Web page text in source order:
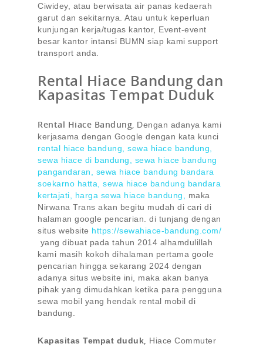
Ciwidey, atau berwisata air panas kedaerah
garut dan sekitarnya. Atau untuk keperluan
kunjungan kerja/tugas kantor, Event-event
besar kantor intansi BUMN siap kami support
transport anda.
Rental Hiace Bandung dan
Kapasitas Tempat Duduk
Rental Hiace Bandung, Dengan adanya kami
kerjasama dengan Google dengan kata kunci
rental hiace bandung, sewa hiace bandung,
sewa hiace di bandung, sewa hiace bandung
pangandaran, sewa hiace bandung bandara
soekarno hatta, sewa hiace bandung bandara
kertajati, harga sewa hiace bandung, maka
Nirwana Trans akan begitu mudah di cari di
halaman google pencarian. di tunjang dengan
situs website https://sewahiace-bandung.com/
yang dibuat pada tahun 2014 alhamdulillah
kami masih kokoh dihalaman pertama goole
pencarian hingga sekarang 2024 dengan
adanya situs website ini, maka akan banya
pihak yang dimudahkan ketika para pengguna
sewa mobil yang hendak rental mobil di
bandung.
Kapasitas Tempat duduk, Hiace Commuter